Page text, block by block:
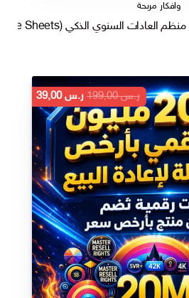
وافكار مربحة
ر.س199,00
السعر
الأصلي
هو:
ر.س 199,00.
ر.س39,00
السعر
الحالي
ر.س 39,00.